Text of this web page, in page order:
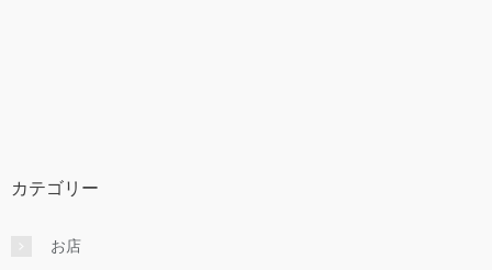
カテゴリー
お店